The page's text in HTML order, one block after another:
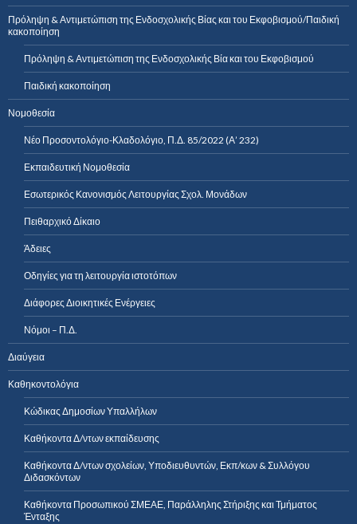
Πρόληψη & Αντιμετώπιση της Ενδοσχολικής Βίας και του Εκφοβισμού/Παιδική
κακοποίηση
Πρόληψη & Αντιμετώπιση της Ενδοσχολικής Βία και του Εκφοβισμού
Παιδική κακοποίηση
Νομοθεσία
Νέο Προσοντολόγιο-Κλαδολόγιο, Π.Δ. 85/2022 (Α’ 232)
Εκπαιδευτική Νομοθεσία
Εσωτερικός Κανονισμός Λειτουργίας Σχολ. Μονάδων
Πειθαρχικό Δίκαιο
Άδειες
Οδηγίες για τη λειτουργία ιστοτόπων
Διάφορες Διοικητικές Ενέργειες
Νόμοι – Π.Δ.
Διαύγεια
Καθηκοντολόγια
Κώδικας Δημοσίων Υπαλλήλων
Καθήκοντα Δ/ντων εκπαίδευσης
Καθήκοντα Δ/ντων σχολείων, Υποδιευθυντών, Εκπ/κων & Συλλόγου
Διδασκόντων
Καθήκοντα Προσωπικού ΣΜΕΑΕ, Παράλληλης Στήριξης και Τμήματος
Ένταξης